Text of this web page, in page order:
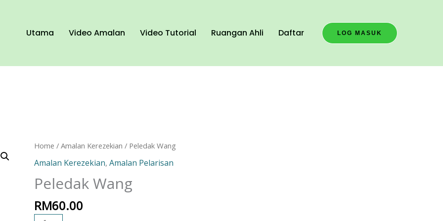
Utama Video Amalan Video Tutorial Ruangan Ahli Daftar LOG MASUK
Home /Amalan Kerezekian / Peledak Wang
Amalan Kerezekian,Amalan Pelarisan
Peledak Wang
RM60.00
Peledak
Wang
quantity